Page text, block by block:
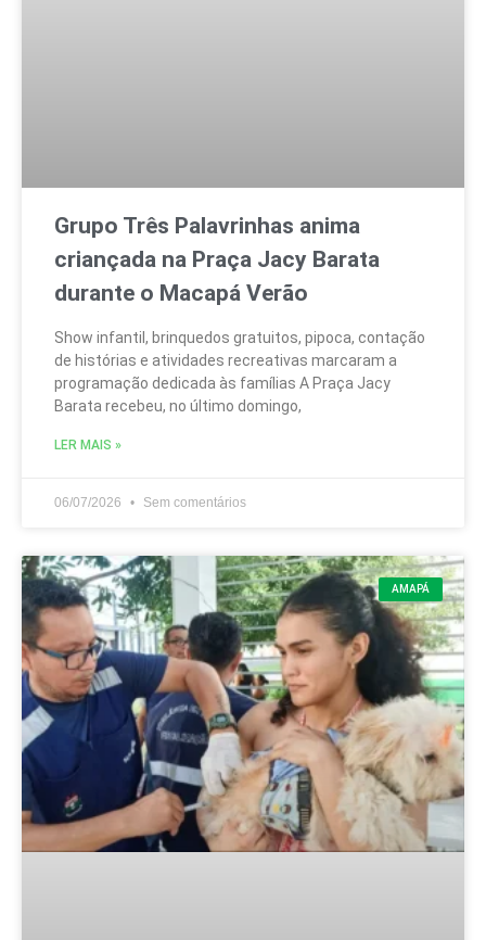
Grupo Três Palavrinhas anima
criançada na Praça Jacy Barata
durante o Macapá Verão
Show infantil, brinquedos gratuitos, pipoca, contação
de histórias e atividades recreativas marcaram a
programação dedicada às famílias A Praça Jacy
Barata recebeu, no último domingo,
LER MAIS »
06/07/2026 Sem comentários
AMAPÁ